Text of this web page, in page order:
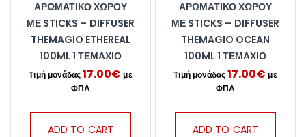
ΑΡΩΜΑΤΙΚΌ ΧΏΡΟΥ
ΜΕ STICKS – DIFFUSER
THEMAGIO ETHEREAL
100ML 1 ΤΕΜΆΧΙΟ
17.00€
ADD TO CART
ΑΡΩΜΑΤΙΚΌ ΧΏΡΟΥ
ΜΕ STICKS – DIFFUSER
THEMAGIO OCEAN
100ML 1 ΤΕΜΆΧΙΟ
17.00€
ADD TO CART